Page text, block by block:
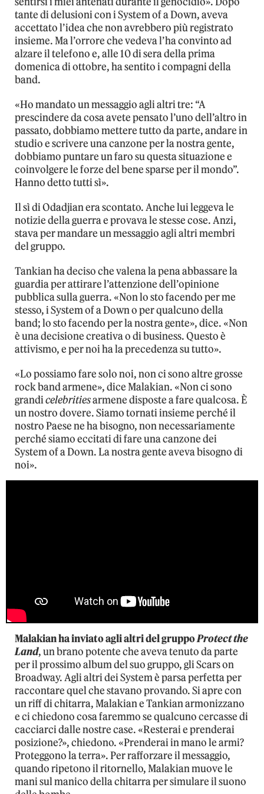
tante di delusioni con i System of a Down, aveva
accettato l’idea che non avrebbero più registrato
insieme. Ma l’orrore che vedeva l’ha convinto ad
alzare il telefono e, alle 10 di sera della prima
domenica di ottobre, ha sentito i compagni della
band.
«Ho mandato un messaggio agli altri tre: “A
prescindere da cosa avete pensato l’uno dell’altro in
passato, dobbiamo mettere tutto da parte, andare in
studio e scrivere una canzone per la nostra gente,
dobbiamo puntare un faro su questa situazione e
coinvolgere le forze del bene sparse per il mondo”.
Hanno detto tutti sì».
Il sì di Odadjian era scontato. Anche lui leggeva le
notizie della guerra e provava le stesse cose. Anzi,
stava per mandare un messaggio agli altri membri
del gruppo.
Tankian ha deciso che valena la pena abbassare la
guardia per attirare l’attenzione dell’opinione
pubblica sulla guerra. «Non lo sto facendo per me
stesso, i System of a Down o per qualcuno della
band; lo sto facendo per la nostra gente», dice. «Non
è una decisione creativa o di business. Questo è
attivismo, e per noi ha la precedenza su tutto».
«Lo possiamo fare solo noi, non ci sono altre grosse
rock band armene», dice Malakian. «Non ci sono
grandicelebritiesarmene disposte a fare qualcosa. È
un nostro dovere. Siamo tornati insieme perché il
nostro Paese ne ha bisogno, non necessariamente
perché siamo eccitati di fare una canzone dei
System of a Down. La nostra gente aveva bisogno di
noi».
Malakian ha inviato agli altri del gruppoProtect the
Land, un brano potente che aveva tenuto da parte
per il prossimo album del suo gruppo, gli Scars on
Broadway. Agli altri dei System è parsa perfetta per
raccontare quel che stavano provando. Si apre con
un riff di chitarra, Malakian e Tankian armonizzano
e ci chiedono cosa faremmo se qualcuno cercasse di
cacciarci dalle nostre case. «Resterai e prenderai
posizione?», chiedono. «Prenderai in mano le armi?
Proteggono la terra». Per rafforzare il messaggio,
quando ripetono il ritornello, Malakian muove le
mani sul manico della chitarra per simulare il suono